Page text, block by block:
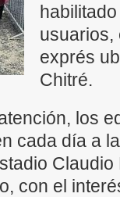
usuarios,
exprés
Chitré.
los
cada día a
con el